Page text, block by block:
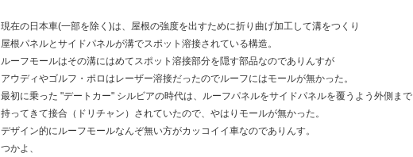
現在の日本車(一部を除く)は、屋根の強度を出すために折り曲げ加工して溝をつくり
屋根パネルとサイドパネルが溝でスポット溶接されている構造。
ルーフモールはその溝にはめてスポット溶接部分を隠す部品なのでありんすが
アウディやゴルフ・ポロはレーザー溶接だったのでルーフにはモールが無かった。
最初に乗った "デートカー" シルビアの時代は、ルーフパネルをサイドパネルを覆うよう外側まで
持ってきて接合（ドリチャン）されていたので、やはりモールが無かった。
デザイン的にルーフモールなんぞ無い方がカッコイイ車なのでありんす。
つかよ、